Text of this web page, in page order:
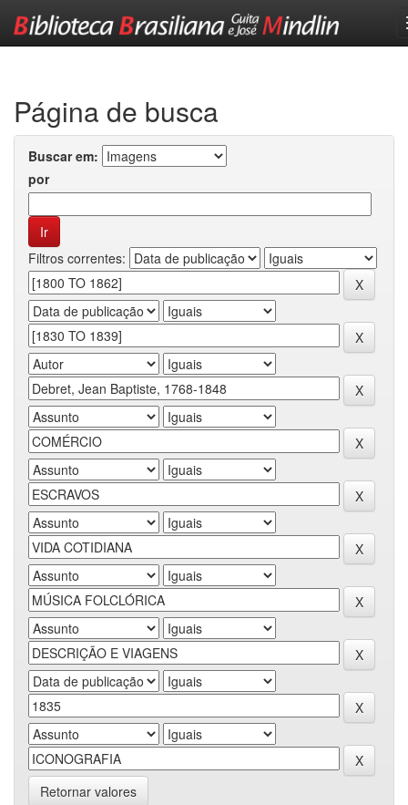
Página de busca
Buscar em:
por
Filtros correntes:
Retornar valores